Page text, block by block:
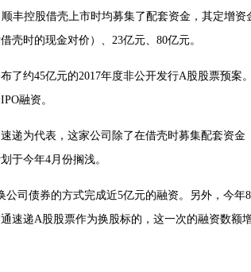
丰控股借壳上市时均募集了配套资金，其定增资
壳时的现金对价）、23亿元、80亿元。
了约45亿元的2017年度非公开发行A股股票预案。
融资。
递为代表，这家公司除了在借壳时募集配套资金
于今年4月份搁浅。
司债券的方式完成近5亿元的融资。另外，今年8
速递A股股票作为换股标的，这一次的融资数额